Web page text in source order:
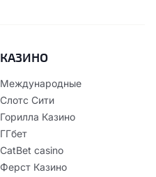
КАЗИНО
Международные
Слотс Сити
Горилла Казино
ГГбет
CatBet casino
Ферст Казино